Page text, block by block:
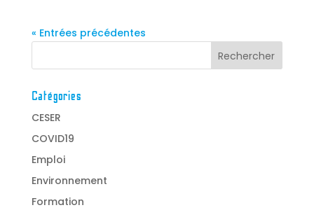
« Entrées précédentes
Catégories
CESER
COVID19
Emploi
Environnement
Formation